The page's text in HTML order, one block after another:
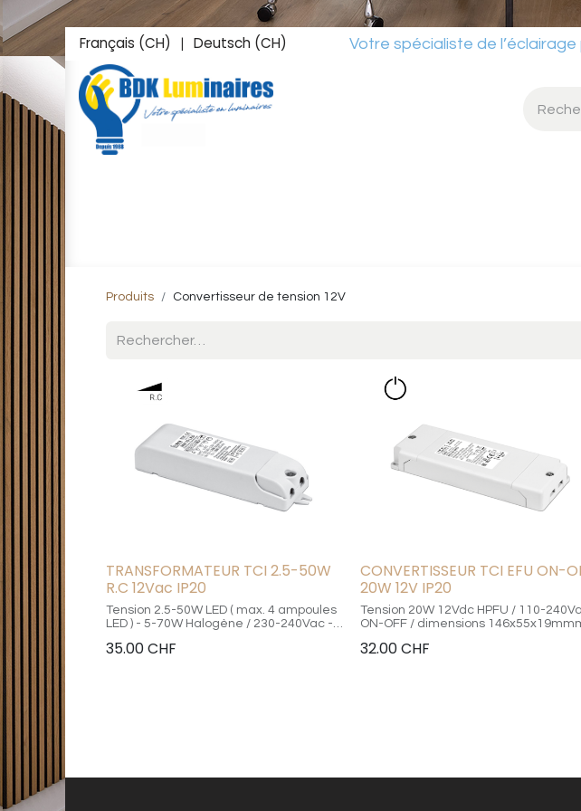
Français (CH) Deutsch (CH) Votre spécialiste de l’éclairage
Produits Convertisseur de tension 12V
TRANSFORMATEUR TCI 2.5-50W
R.C 12Vac IP20
Tension 2.5-50W LED ( max. 4 ampoules
LED ) - 5-70W Halogène / 230-240Vac -
117x32x20mmm - Percement min.
35.00CHF
CONVERTISSEUR TCI EFU ON-
20W 12V IP20
Tension 20W 12Vdc HPFU / 110-
ON-OFF / dimensions
SELV / réglage d'usine 12Vdc
32.00CHF